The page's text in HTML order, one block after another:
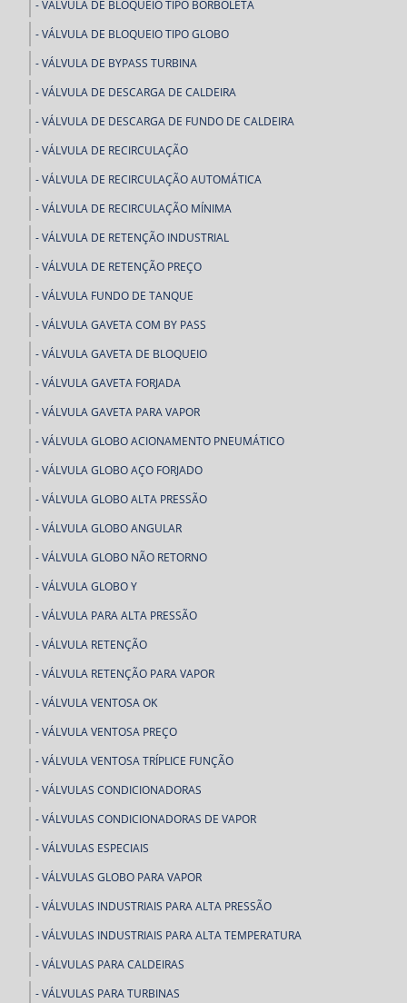
VÁLVULA DE BLOQUEIO TIPO BORBOLETA
VÁLVULA DE BLOQUEIO TIPO GLOBO
VÁLVULA DE BYPASS TURBINA
VÁLVULA DE DESCARGA DE CALDEIRA
VÁLVULA DE DESCARGA DE FUNDO DE CALDEIRA
VÁLVULA DE RECIRCULAÇÃO
VÁLVULA DE RECIRCULAÇÃO AUTOMÁTICA
VÁLVULA DE RECIRCULAÇÃO MÍNIMA
VÁLVULA DE RETENÇÃO INDUSTRIAL
VÁLVULA DE RETENÇÃO PREÇO
VÁLVULA FUNDO DE TANQUE
VÁLVULA GAVETA COM BY PASS
VÁLVULA GAVETA DE BLOQUEIO
VÁLVULA GAVETA FORJADA
VÁLVULA GAVETA PARA VAPOR
VÁLVULA GLOBO ACIONAMENTO PNEUMÁTICO
VÁLVULA GLOBO AÇO FORJADO
VÁLVULA GLOBO ALTA PRESSÃO
VÁLVULA GLOBO ANGULAR
VÁLVULA GLOBO NÃO RETORNO
VÁLVULA GLOBO Y
VÁLVULA PARA ALTA PRESSÃO
VÁLVULA RETENÇÃO
VÁLVULA RETENÇÃO PARA VAPOR
VÁLVULA VENTOSA OK
VÁLVULA VENTOSA PREÇO
VÁLVULA VENTOSA TRÍPLICE FUNÇÃO
VÁLVULAS CONDICIONADORAS
VÁLVULAS CONDICIONADORAS DE VAPOR
VÁLVULAS ESPECIAIS
VÁLVULAS GLOBO PARA VAPOR
VÁLVULAS INDUSTRIAIS PARA ALTA PRESSÃO
VÁLVULAS INDUSTRIAIS PARA ALTA TEMPERATURA
VÁLVULAS PARA CALDEIRAS
VÁLVULAS PARA TURBINAS